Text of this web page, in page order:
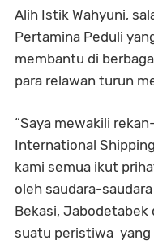
Alih Istik Wahyuni,
Pertamina Peduli
membantu di
para relawan turun
“Saya mewakili
International
kami semua ikut
oleh saudara-
Bekasi, Jabodetabek
suatu peristiwa